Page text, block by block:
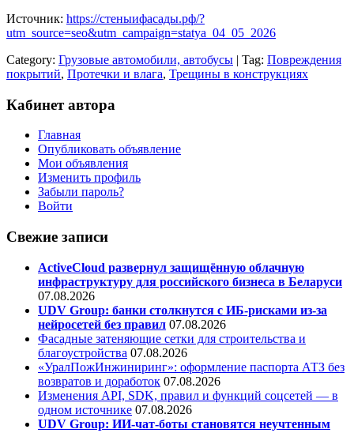
Источник: https://стеныифасады.рф/?
utm_source=seo&utm_campaign=statya_04_05_2026
Category: Грузовые автомобили, автобусы | Tag: Повреждения
покрытий, Протечки и влага, Трещины в конструкциях
Кабинет автора
Главная
Опубликовать объявление
Мои объявления
Изменить профиль
Забыли пароль?
Войти
Свежие записи
ActiveCloud развернул защищённую облачную
инфраструктуру для российского бизнеса в Беларуси
07.08.2026
UDV Group: банки столкнутся с ИБ-рисками из-за
нейросетей без правил 07.08.2026
Фасадные затеняющие сетки для строительства и
благоустройства 07.08.2026
«УралПожИнжиниринг»: оформление паспорта АТЗ без
возвратов и доработок 07.08.2026
Изменения API, SDK, правил и функций соцсетей — в
одном источнике 07.08.2026
UDV Group: ИИ-чат-боты становятся неучтенным